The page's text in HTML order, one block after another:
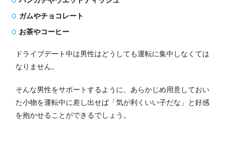
ガムやチョコレート
お茶やコーヒー
ドライブデート中は男性はどうしても運転に集中しなくては
なりません。
そんな男性をサポートするように、あらかじめ用意しておい
た小物を運転中に差し出せば「気が利くいい子だな」と好感
を抱かせることができるでしょう。